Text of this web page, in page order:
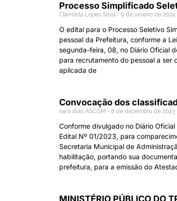
Processo Simplificado
Clemilda Lopes Silva 9 de janeiro de 2024
O edital para o Processo Seletivo
pessoal da Prefeitura, conforme a
segunda-feira, 08, no Diário Oficial
para recrutamento do pessoal a ser
aplicada de
Convocação dos
sara dias ASCOM 8 de dezembro de 2023
Conforme divulgado no Diário
Edital Nº 01/2023, para
Secretaria Municipal de
habilitação, portando sua
prefeitura, para a emissão do